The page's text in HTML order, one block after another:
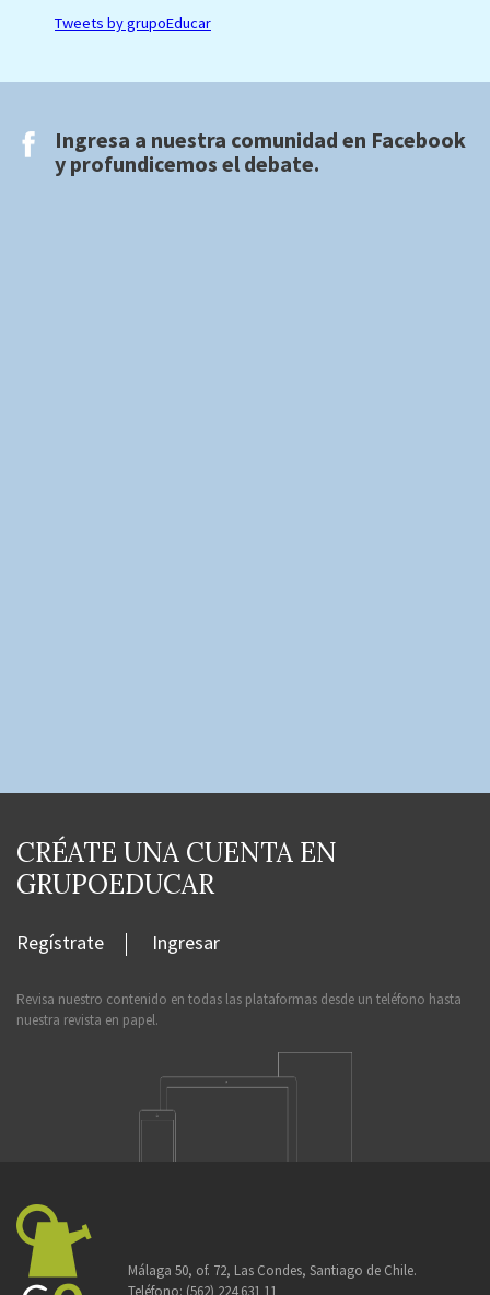
Tweets by grupoEducar
Ingresa a nuestra comunidad en Facebook
y profundicemos el debate.
CRÉATE UNA CUENTA EN
GRUPOEDUCAR
Regístrate Ingresar
Revisa nuestro contenido en todas las plataformas desde un teléfono hasta
nuestra revista en papel.
Málaga 50, of. 72, Las Condes, Santiago de Chile.
Teléfono: (562) 224 631 11